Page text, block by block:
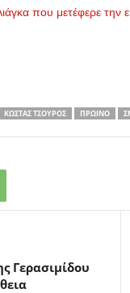
που μετέφερε την
ΚΏΣΤΑΣ ΤΣΟΥΡΌΣ ΠΡΩΙΝΌ
Γερασιμίδου